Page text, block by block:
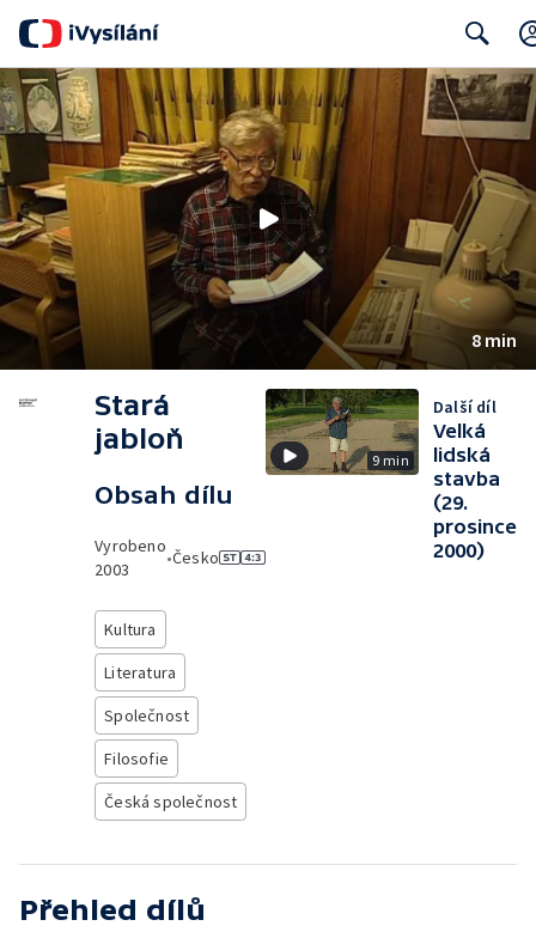
Search
8 min
Stará
jabloň
Obsah dílu
Vyrobeno
2003
•Česko
Kultura
Literatura
Společnost
Filosofie
Česká společnost
9 min
Další díl
Velká
lidská
stavba
(29.
prosince
2000)
Přehled dílů